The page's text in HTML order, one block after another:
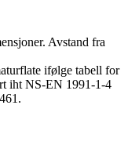
Avstand fra
ifølge tabell for
iht NS-EN 1991-1-4